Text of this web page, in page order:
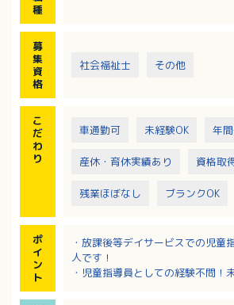
種
募
集
資
格
社会福祉士 その他
こ
だ
わ
り
車通勤可 未経験OK 年
産休・育休実績あり 資格取
残業ほぼなし ブランクOK
ポ
イ
ン
ト
・放課後等デイサービスでの児童
人です！
・児童指導員としての経験不問！